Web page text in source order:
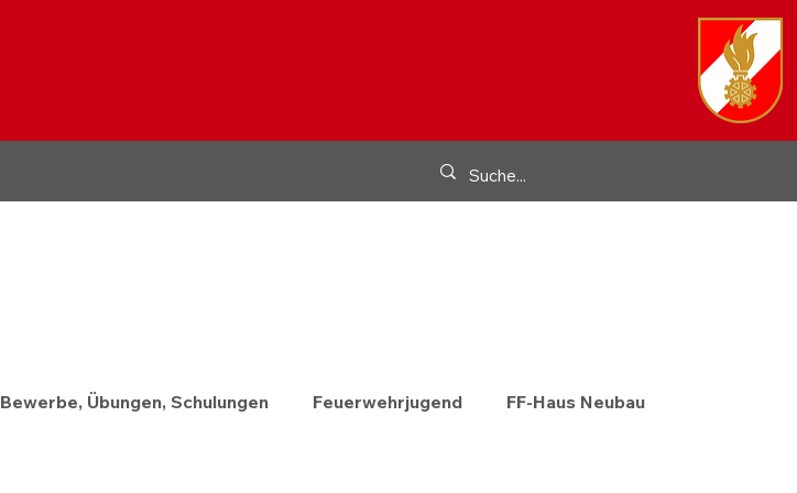
Bewerbe, Übungen, Schulungen Feuerwehrjugend FF-Haus Neubau